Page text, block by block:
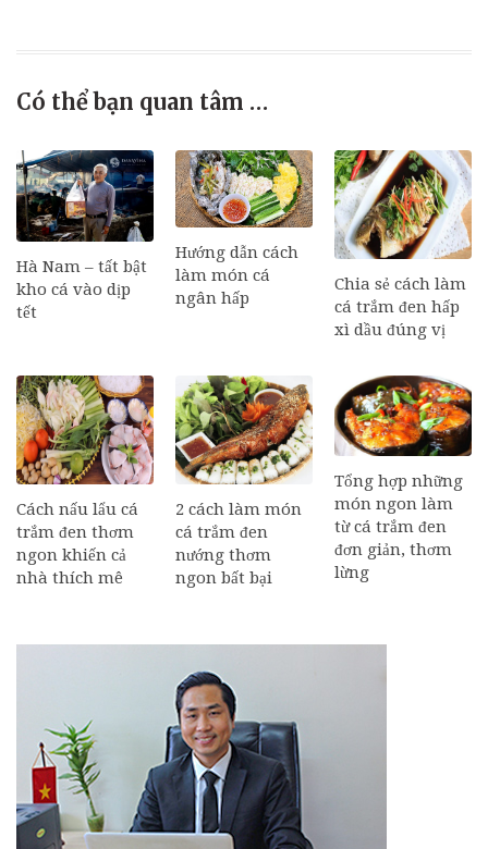
Có thể bạn quan tâm …
Hà Nam – tất bật
kho cá vào dịp
tết
Hướng dẫn cách
làm món cá
ngân hấp
Chia sẻ cách làm
cá trắm đen hấp
xì dầu đúng vị
Cách nấu lẩu cá
trắm đen thơm
ngon khiến cả
nhà thích mê
2 cách làm món
cá trắm đen
nướng thơm
ngon bất bại
Tổng hợp những
món ngon làm
từ cá trắm đen
đơn giản, thơm
lừng